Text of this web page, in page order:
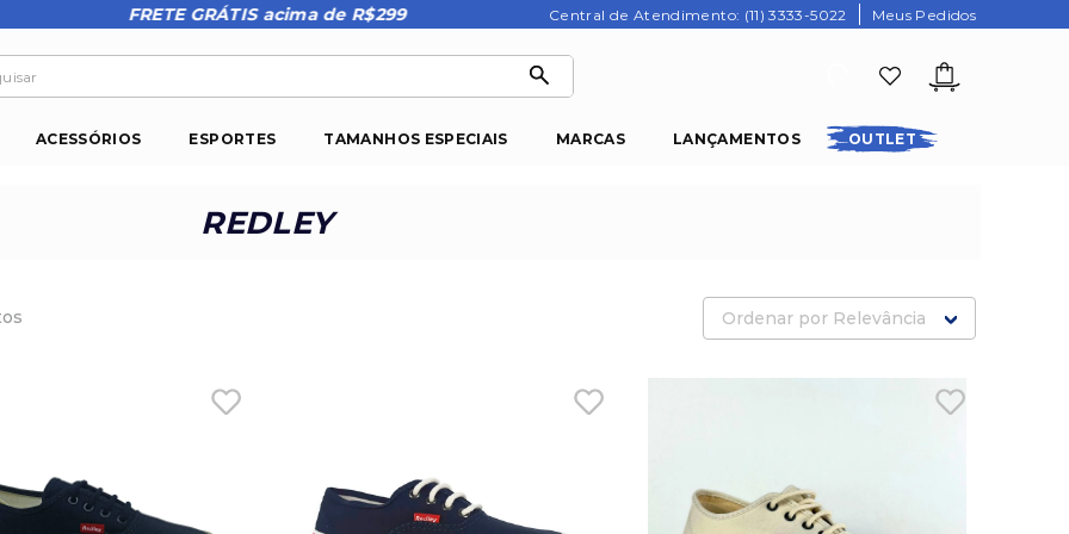
FRETE GRÁTIS acima de R$299 Central de Atendimento: (11) 3333-5022 Meus Pedidos
ACESSÓRIOS ESPORTES TAMANHOS ESPECIAIS MARCAS LANÇAMENTOS OUTLET
REDLEY
Ordenar por Relevância